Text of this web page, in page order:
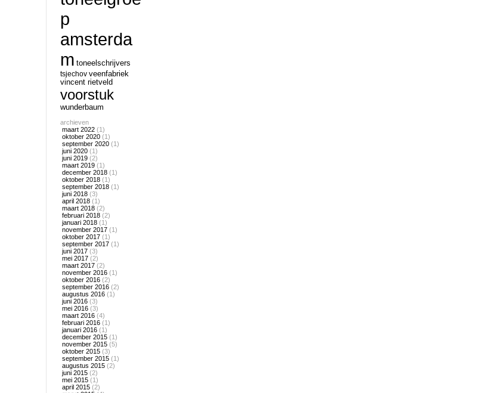
p
amsterda
m toneelschrijvers
tsjechov veenfabriek
vincent rietveld
voorstuk
wunderbaum
archieven
maart 2022 (1)
oktober 2020 (1)
september 2020 (1)
juni 2020 (1)
juni 2019 (2)
maart 2019 (1)
december 2018 (1)
oktober 2018 (1)
september 2018 (1)
juni 2018 (3)
april 2018 (1)
maart 2018 (2)
februari 2018 (2)
januari 2018 (1)
november 2017 (1)
oktober 2017 (1)
september 2017 (1)
juni 2017 (3)
mei 2017 (2)
maart 2017 (2)
november 2016 (1)
oktober 2016 (2)
september 2016 (2)
augustus 2016 (1)
juni 2016 (3)
mei 2016 (3)
maart 2016 (4)
februari 2016 (1)
januari 2016 (1)
december 2015 (1)
november 2015 (5)
oktober 2015 (3)
september 2015 (1)
augustus 2015 (2)
juni 2015 (2)
mei 2015 (1)
april 2015 (2)